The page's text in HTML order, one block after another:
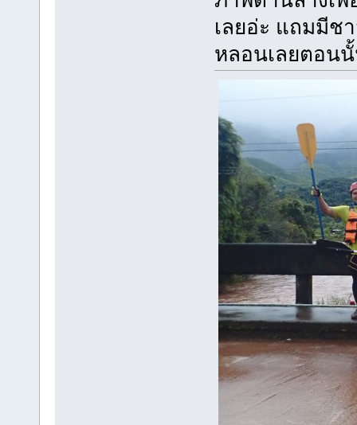
เลยอ่ะ แถมมีช
หลอนเลยตอน